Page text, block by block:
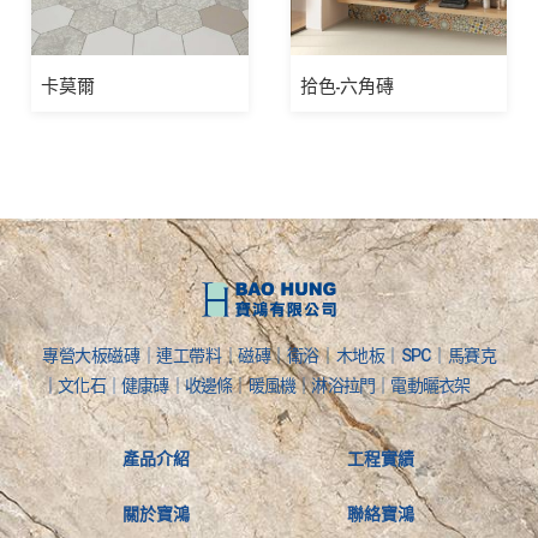
卡莫爾 拾色-六角磚
專營大板磁磚｜連工帶料｜磁磚｜衛浴｜木地板｜SPC｜馬賽克
｜文化石｜健康磚｜收邊條｜暖風機｜淋浴拉門｜電動曬衣架
產品介紹
關於寶鴻
工程實績
聯絡寶鴻